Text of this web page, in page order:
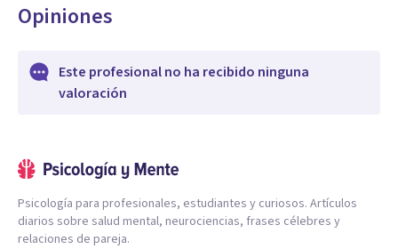
Opiniones
Este profesional no ha recibido ninguna
valoración
Psicología para profesionales, estudiantes y curiosos. Artículos
diarios sobre salud mental, neurociencias, frases célebres y
relaciones de pareja.